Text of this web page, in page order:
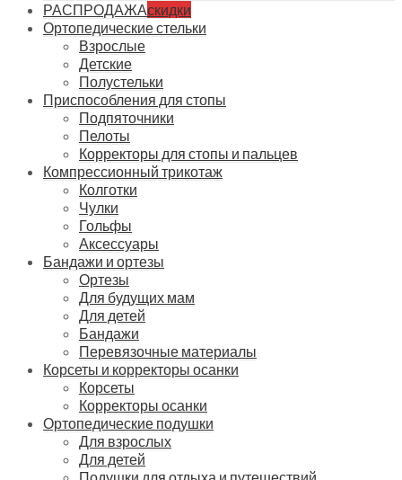
РАСПРОДАЖАскидки
Ортопедические стельки
Взрослые
Детские
Полустельки
Приспособления для стопы
Подпяточники
Пелоты
Корректоры для стопы и пальцев
Компрессионный трикотаж
Колготки
Чулки
Гольфы
Аксессуары
Бандажи и ортезы
Ортезы
Для будущих мам
Для детей
Бандажи
Перевязочные материалы
Корсеты и корректоры осанки
Корсеты
Корректоры осанки
Ортопедические подушки
Для взрослых
Для детей